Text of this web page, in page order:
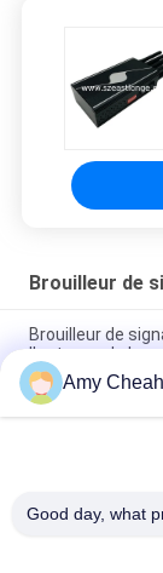
Brouilleur de
Brouilleur de
l'antenne de la
dresseur du
GPS, brouilleur
Brouilleur de
Amy Cheah
Good day, what